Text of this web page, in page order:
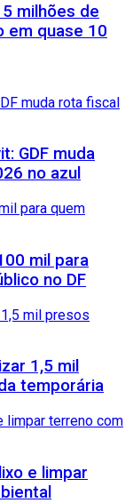
milhões de
em quase 10
GDF muda
no azul
mil para
no DF
1,5 mil
temporária
e limpar